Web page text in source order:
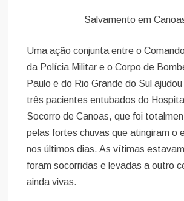
Salvamento em
Uma ação conjunta entre o
da Polícia Militar e o Corpo de
Paulo e do Rio Grande do Sul
três pacientes entubados do
Socorro de Canoas, que foi
pelas fortes chuvas que atingiram o
nos últimos dias. As vítimas
foram socorridas e levadas a outro
ainda vivas.